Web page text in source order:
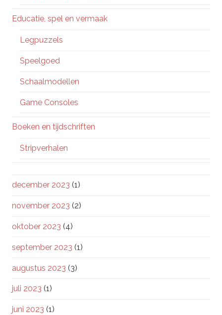
Educatie, spel en vermaak
Legpuzzels
Speelgoed
Schaalmodellen
Game Consoles
Boeken en tijdschriften
Stripverhalen
december 2023 (1)
november 2023 (2)
oktober 2023 (4)
september 2023 (1)
augustus 2023 (3)
juli 2023 (1)
juni 2023 (1)